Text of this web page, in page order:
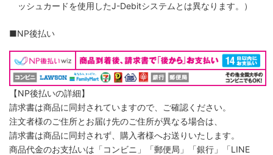
ッシュカードを使用したJ-Debitシステムとは異なります。）
■NP後払い
【NP後払いの詳細】
請求書は商品に同封されていますので、ご確認ください。
注文者様のご住所とお届け先のご住所が異なる場合は、
請求書は商品に同封されず、購入者様へお送りいたします。
商品代金のお支払いは「コンビニ」「郵便局」「銀行」「LINE